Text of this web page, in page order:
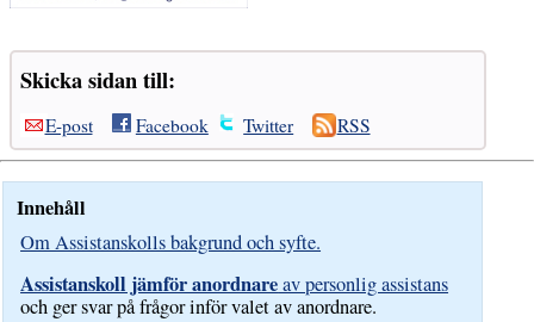
Skicka sidan till:
E-post Facebook Twitter RSS
Innehåll
Om Assistanskolls bakgrund och syfte.
Assistanskoll jämför anordnareav personlig assistans
och ger svar på frågor inför valet av anordnare.